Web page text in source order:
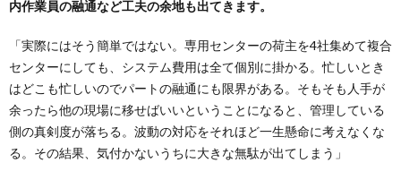
内作業員の融通など工夫の余地も出てきます。
「実際にはそう簡単ではない。専用センターの荷主を4社集めて複合
センターにしても、システム費用は全て個別に掛かる。忙しいとき
はどこも忙しいのでパートの融通にも限界がある。そもそも人手が
余ったら他の現場に移せばいいということになると、管理している
側の真剣度が落ちる。波動の対応をそれほど一生懸命に考えなくな
る。その結果、気付かないうちに大きな無駄が出てしまう」